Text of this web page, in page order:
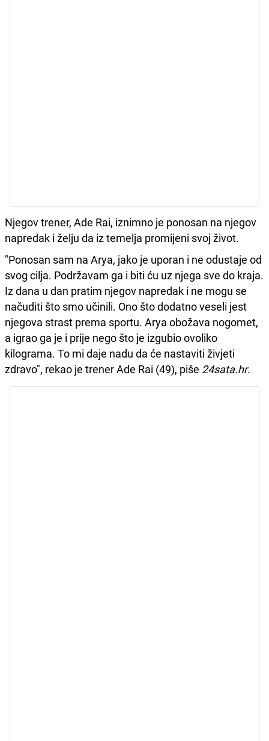
Njegov trener, Ade Rai, iznimno je ponosan na njegov
napredak i želju da iz temelja promijeni svoj život.
"Ponosan sam na Arya, jako je uporan i ne odustaje od
svog cilja. Podržavam ga i biti ću uz njega sve do kraja.
Iz dana u dan pratim njegov napredak i ne mogu se
načuditi što smo učinili. Ono što dodatno veseli jest
njegova strast prema sportu. Arya obožava nogomet,
a igrao ga je i prije nego što je izgubio ovoliko
kilograma. To mi daje nadu da će nastaviti živjeti
zdravo", rekao je trener Ade Rai (49), piše 24sata.hr.